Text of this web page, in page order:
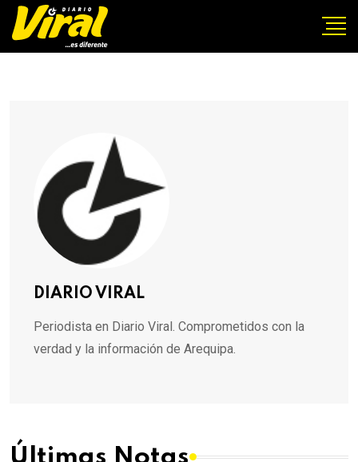
DIARIO VIRAL
Periodista en Diario Viral. Comprometidos con la
verdad y la información de Arequipa.